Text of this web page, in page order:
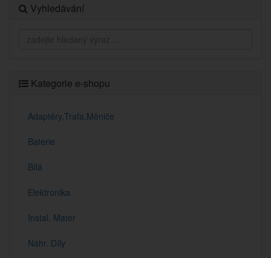
Vyhledávání
Kategorie e-shopu
Adaptéry,Trafa,Měniče
Baterie
Bílá
Elektronika
Instal. Mater
Náhr. Díly